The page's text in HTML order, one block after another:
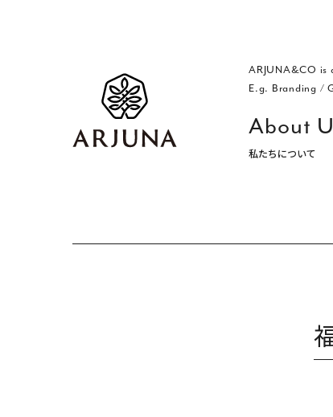
福岡 ブランディング・ブ
ARJUNA&CO is
E.g. Branding /
About
私たちについて